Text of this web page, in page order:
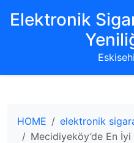
Elektronik
HOME
elektronik
Mecidiyeköy’de En